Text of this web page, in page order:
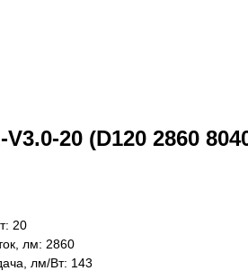
20 (D120 2860
20
лм: 2860
лм/Вт: 143